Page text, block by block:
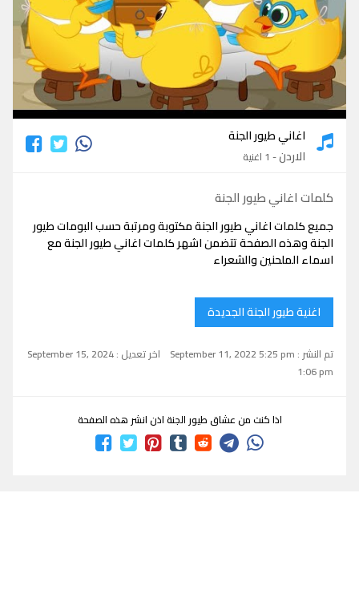
كلمات اغاني طيور الجنة
اغاني طيور الجنة
الاردن- 1 اغنية
كلمات اغاني طيور الجنة
جميع كلمات اغاني طيور الجنة مكتوبة ومرتبة حسب البومات طيور
الجنة وهذه الصفحة تتضمن اشهر كلمات اغاني طيور الجنة مع
اسماء الملحنين والشعراء
اغنية طيور الجنة الجديدة
تم النشر : September 11, 2022 5:25 pm
اخر تعديل : September 15, 2024
1:06 pm
اذا كنت من عشاق طيور الجنة اذن انشر هذه الصفحة